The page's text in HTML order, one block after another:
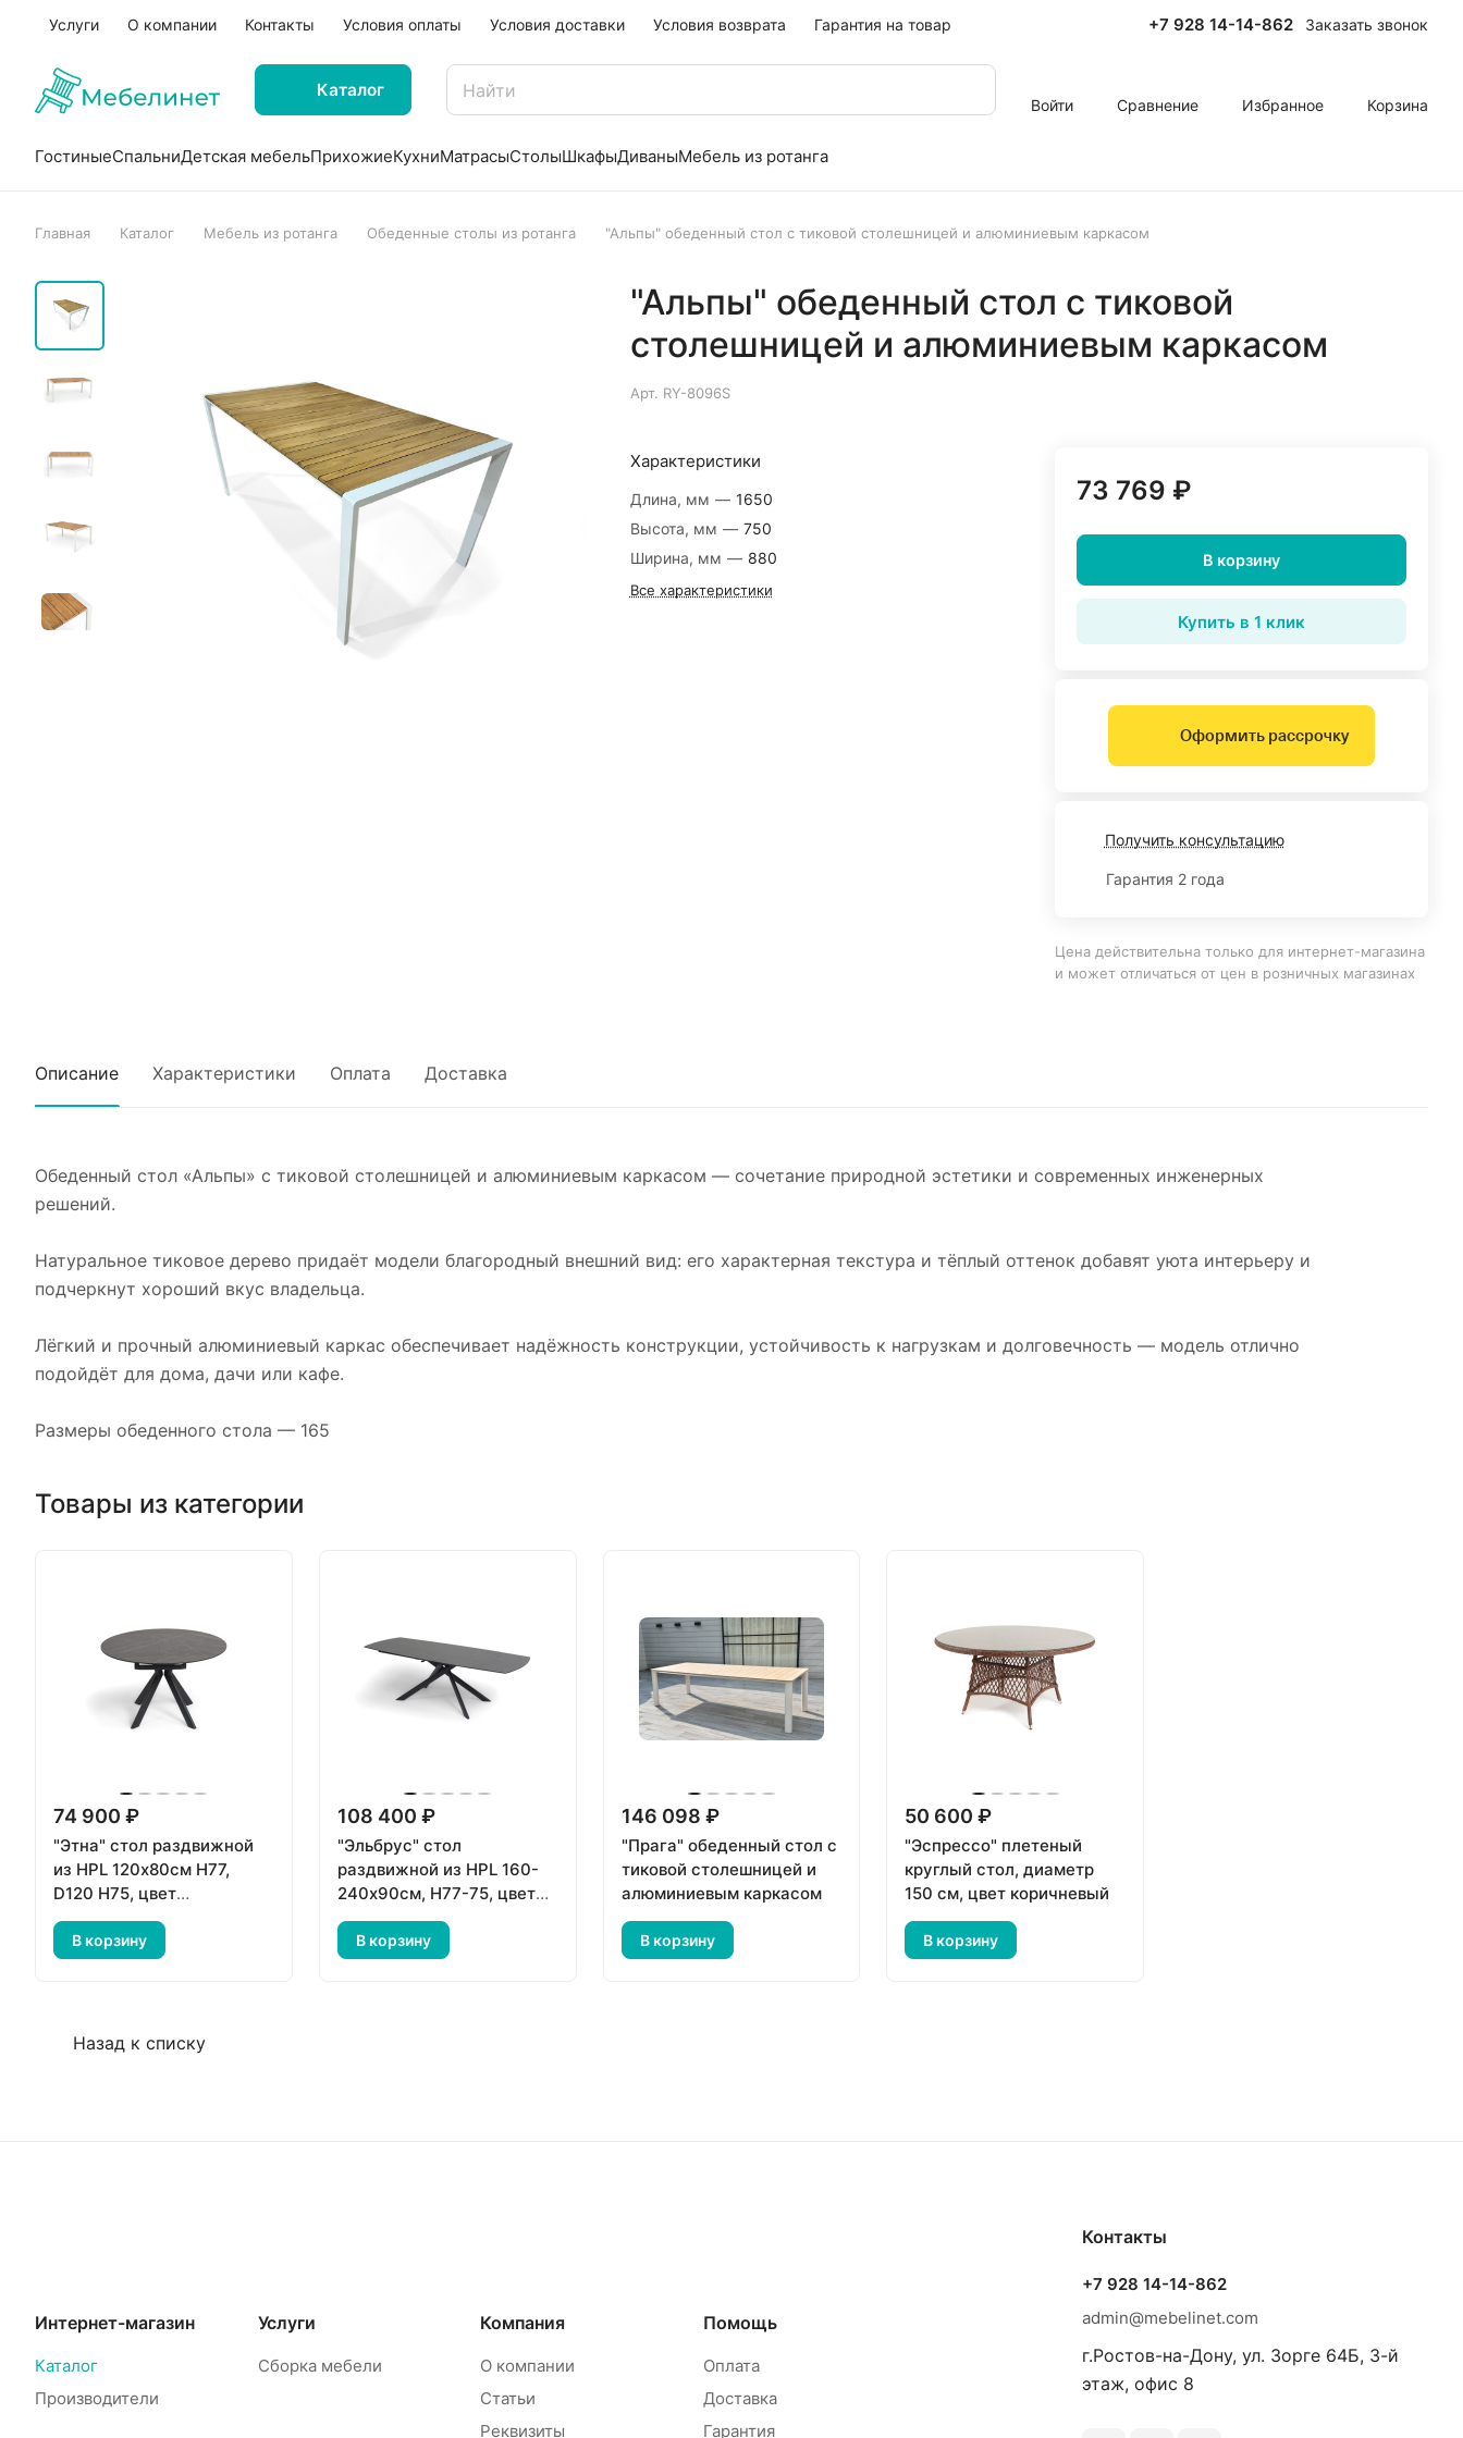
Услуги О компании Контакты Условия оплаты Условия доставки Условия возврата Гарантия на товар +7 928 14-14-862 Заказать звонок
Каталог
Войти Сравнение Избранное Корзина
ГостиныеСпальниДетская мебельПрихожиеКухниМатрасыСтолыШкафыДиваныМебель из ротанга
Главная Каталог Мебель из ротанга Обеденные столы из ротанга "Альпы" обеденный стол с тиковой столешницей и алюминиевым каркасом
"Альпы" обеденный стол с тиковой
столешницей и алюминиевым каркасом
Арт. RY-8096S
Характеристики
Длина, мм — 1650
Высота, мм — 750
Ширина, мм — 880
Все характеристики
73 769 ₽
В корзину
Купить в 1 клик
Оформить рассрочку
Получить консультацию
Гарантия 2 года
Цена действительна только для интернет-магазина
и может отличаться от цен в розничных магазинах
Описание Характеристики Оплата Доставка
Обеденный стол «Альпы» с тиковой столешницей и алюминиевым каркасом — сочетание природной эстетики и современных инженерных
решений.
Натуральное тиковое дерево придаёт модели благородный внешний вид: его характерная текстура и тёплый оттенок добавят уюта интерьеру и
подчеркнут хороший вкус владельца.
Лёгкий и прочный алюминиевый каркас обеспечивает надёжность конструкции, устойчивость к нагрузкам и долговечность — модель отлично
подойдёт для дома, дачи или кафе.
Размеры обеденного стола — 165
Товары из категории
74 900 ₽
"Этна" стол раздвижной
из HPL 120х80см H77,
D120 H75, цвет
столешницы "серый
мрамор"
В корзину
108 400 ₽
"Эльбрус" стол
раздвижной из HPL 160-
240х90см, H77-75, цвет
столешницы "серый
гранит"
В корзину
146 098 ₽
"Прага" обеденный стол с
тиковой столешницей и
алюминиевым каркасом
В корзину
50 600 ₽
"Эспрессо" плетеный
круглый стол, диаметр
150 см, цвет коричневый
В корзину
Назад к списку
Интернет-магазин
Каталог
Производители
Услуги
Сборка мебели
Компания
О компании
Статьи
Реквизиты
Помощь
Оплата
Доставка
Гарантия
Контакты
+7 928 14-14-862
admin@mebelinet.com
г.Ростов-на-Дону, ул. Зорге 64Б, 3-й
этаж, офис 8